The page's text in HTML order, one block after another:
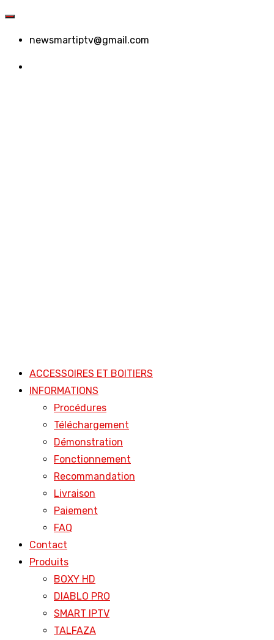
newsmartiptv@gmail.com
ACCESSOIRES ET BOITIERS
INFORMATIONS
Procédures
Téléchargement
Démonstration
Fonctionnement
Recommandation
Livraison
Paiement
FAQ
Contact
Produits
BOXY HD
DIABLO PRO
SMART IPTV
TALFAZA